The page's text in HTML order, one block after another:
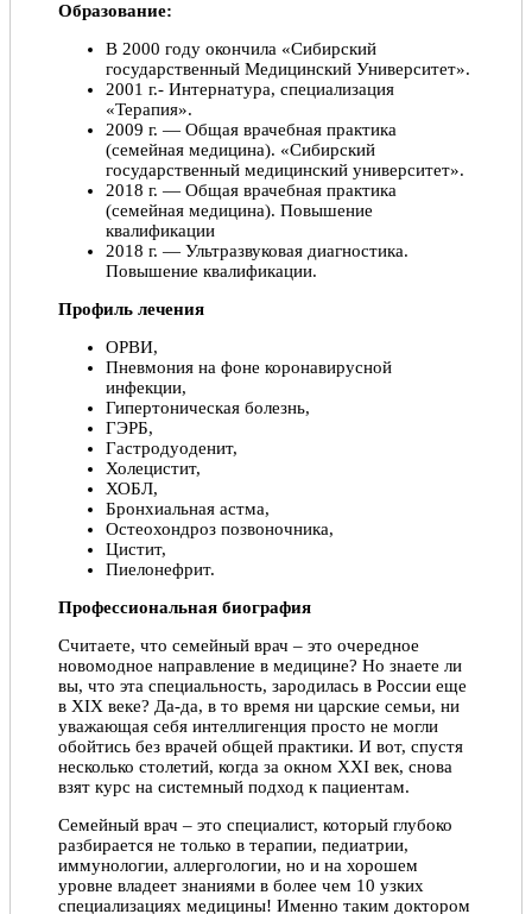
Образование:
В 2000 году окончила «Сибирский
государственный Медицинский Университет».
2001 г.- Интернатура, специализация
«Терапия».
2009 г. — Общая врачебная практика
(семейная медицина). «Сибирский
государственный медицинский университет».
2018 г. — Общая врачебная практика
(семейная медицина). Повышение
квалификации
2018 г. — Ультразвуковая диагностика.
Повышение квалификации.
Профиль лечения
ОРВИ,
Пневмония на фоне коронавирусной
инфекции,
Гипертоническая болезнь,
ГЭРБ,
Гастродуоденит,
Холецистит,
ХОБЛ,
Бронхиальная астма,
Остеохондроз позвоночника,
Цистит,
Пиелонефрит.
Профессиональная биография
Считаете, что семейный врач – это очередное
новомодное направление в медицине? Но знаете ли
вы, что эта специальность, зародилась в России еще
в ХIX веке? Да-да, в то время ни царские семьи, ни
уважающая себя интеллигенция просто не могли
обойтись без врачей общей практики. И вот, спустя
несколько столетий, когда за окном XXI век, снова
взят курс на системный подход к пациентам.
Семейный врач – это специалист, который глубоко
разбирается не только в терапии, педиатрии,
иммунологии, аллергологии, но и на хорошем
уровне владеет знаниями в более чем 10 узких
специализациях медицины! Именно таким доктором